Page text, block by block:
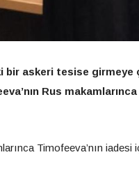
bir askeri tesise girmeye
Rus makamlarınca
Timofeeva’nın iadesi